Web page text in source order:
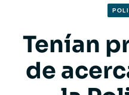
Tenían
de